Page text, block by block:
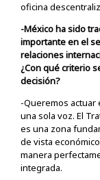
oficina
-México ha sido
importante en el
relaciones
¿Con qué criterio
decisión?
-Queremos actuar
una sola voz. El
es una zona
de vista
manera
integrada.